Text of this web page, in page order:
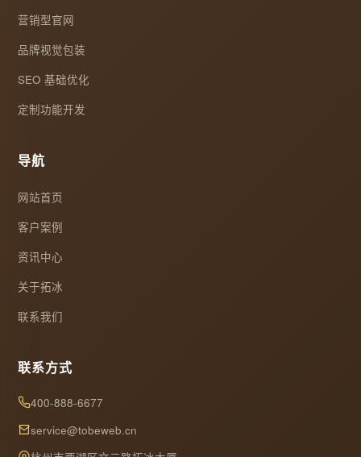
营销型官网
品牌视觉包装
SEO 基础优化
定制功能开发
导航
网站首页
客户案例
资讯中心
关于拓冰
联系我们
联系方式
400-888-6677
service@tobeweb.cn